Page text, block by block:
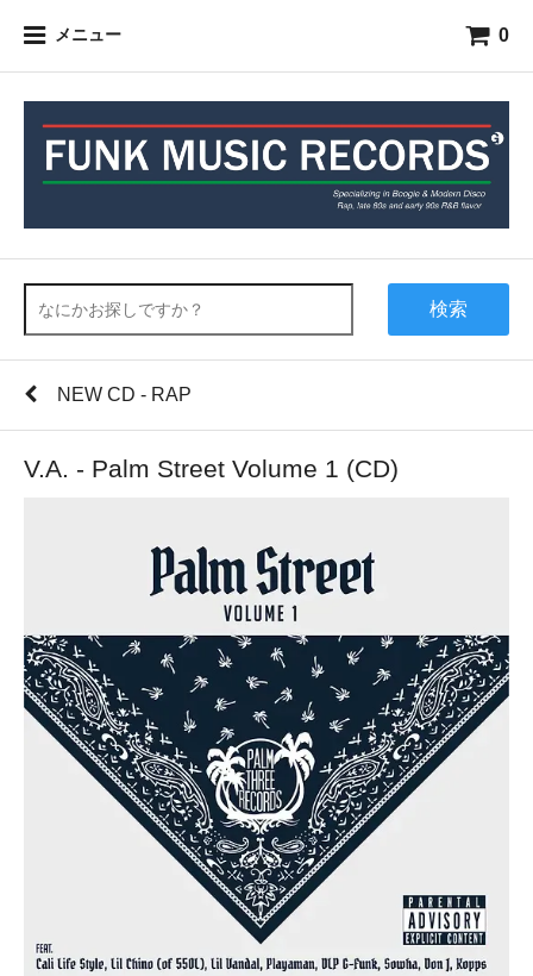
メニュー 0
検索
NEW CD - RAP
V.A. - Palm Street Volume 1 (CD)